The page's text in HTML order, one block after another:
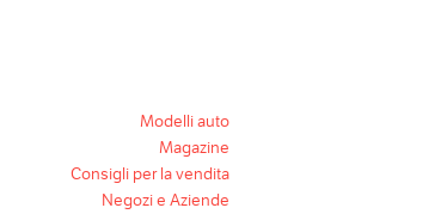
Modelli auto
Magazine
Consigli per la vendita
Negozi e Aziende